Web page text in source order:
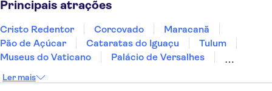
Principais atrações
Cristo Redentor Corcovado
Maracanã
Pão de Açúcar
Cataratas do Iguaçu
Tulum
Museus do Vaticano
Palácio de Versalhes
Museu do Louvre
Sagrada Família
Ler mais